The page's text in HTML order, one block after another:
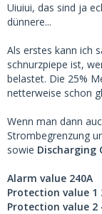
Uiuiui, das sind ja
dünnere...
Als erstes kann ich
schnurzpiepe ist,
belastet. Die 25%
netterweise schon
Wenn man dann
Strombegrenzung
sowie Discharging
Alarm value 240A
Protection value 1
Protection value 2